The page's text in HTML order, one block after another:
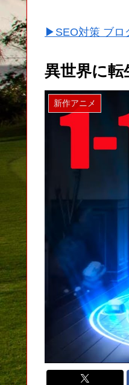
▶SEO対策 ブロ
異世界に
新作アニメ